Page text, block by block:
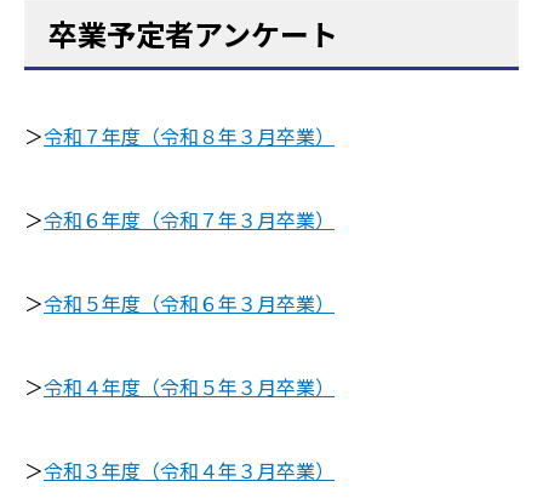
卒業予定者アンケート
＞令和７年度（令和８年３月卒業）
＞令和６年度（令和７年３月卒業）
＞令和５年度（令和６年３月卒業）
＞令和４年度（令和５年３月卒業）
＞令和３年度（令和４年３月卒業）